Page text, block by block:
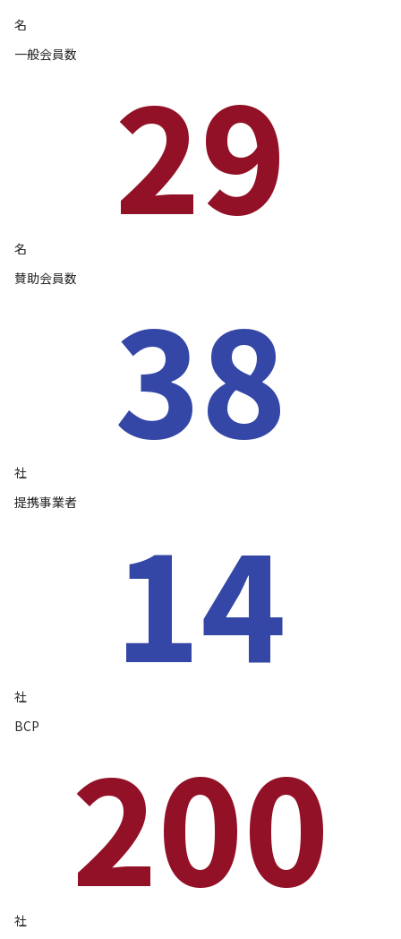
名
一般会員数
29
名
賛助会員数
38
社
提携事業者
14
社
BCP
200
社